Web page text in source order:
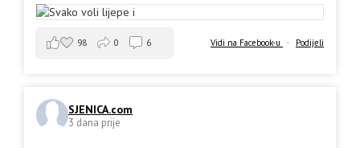
Vidi na Facebook-u · Podijeli
98 0 6
SJENICA.com
3 dana prije